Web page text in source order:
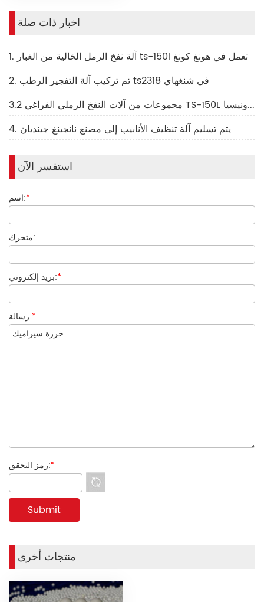
اخبار ذات صلة
1. آلة نفخ الرمل الخالية من الغبار ts-150l تعمل في هونغ كونغ
2. تم تركيب آلة التفجير الرطب ts2318 في شنغهاي
3.2 مجموعات من آلات النفخ الرملي الفراغي TS-150L تم تصديرها إلى إندونيسيا
4. يتم تسليم آلة تنظيف الأنابيب إلى مصنع نانجينغ جينديان
استفسر الآن
اسم:*
متحرك:
بريد إلكتروني:*
رسالة:*
رمز التحقق:*
منتجات أخرى